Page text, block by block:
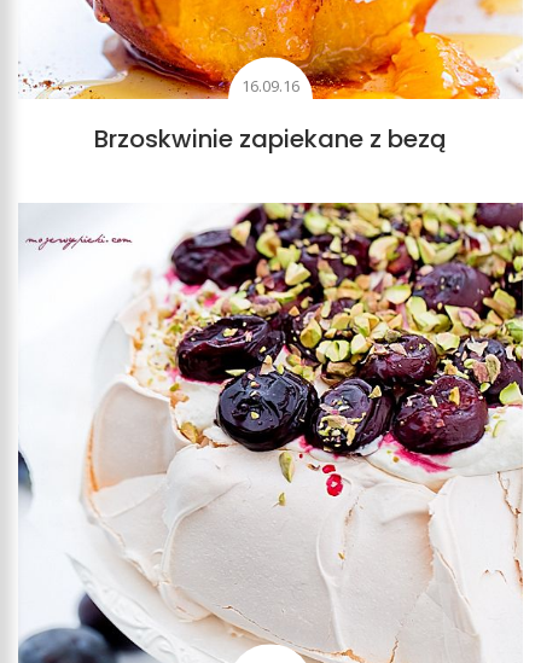
16.09.16
Brzoskwinie zapiekane z bezą